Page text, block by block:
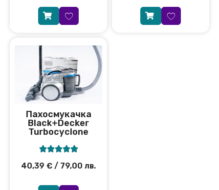
Пахосмукачка
Black+Decker
Turbocyclone

40,39 € / 79,00 лв.